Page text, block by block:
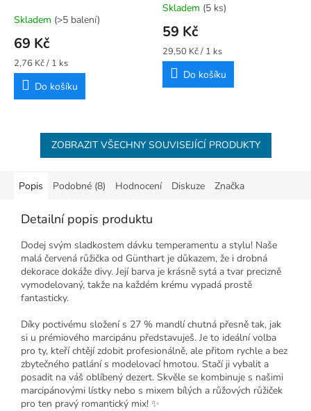
Skladem (>5 balení)
69 Kč
Měrná
cena:
2,76 Kč / 1 ks
Do košíku
Průměrné
hodnocení
produktu
je
5,0
5
Skladem (5 ks)
59 Kč
Měrná
cena:
29,50 Kč / 1 ks
Do košíku
ZOBRAZIT VŠECHNY SOUVISEJÍCÍ PRODUKTY
Popis Podobné (8) Hodnocení Diskuze Značka
Detailní popis produktu
Dodej svým sladkostem dávku temperamentu a stylu! Naše
malá červená růžička od Günthart je důkazem, že i drobná
dekorace dokáže divy. Její barva je krásně sytá a tvar precizně
vymodelovaný, takže na každém krému vypadá prostě
fantasticky.
Díky poctivému složení s 27 % mandlí chutná přesně tak, jak
si u prémiového marcipánu představuješ. Je to ideální volba
pro ty, kteří chtějí zdobit profesionálně, ale přitom rychle a bez
zbytečného patlání s modelovací hmotou. Stačí ji vybalit a
posadit na váš oblíbený dezert. Skvěle se kombinuje s našimi
marcipánovými lístky nebo s mixem bílých a růžových růžiček
pro ten pravý romantický mix! ✨